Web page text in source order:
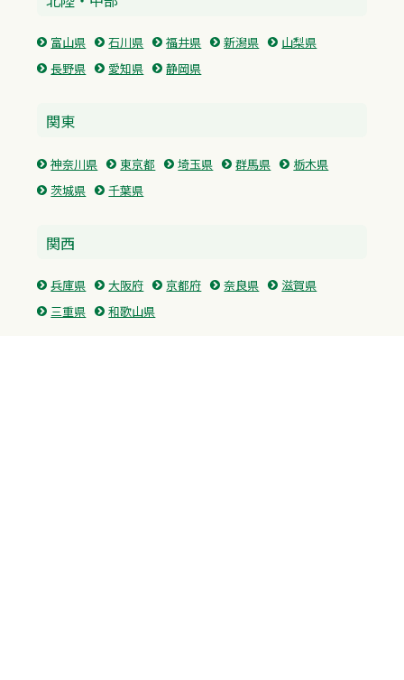
富山県 石川県 福井県 新潟県
山梨県
長野県
愛知県 静岡県
関東
神奈川県 東京都 埼玉県 群馬県
栃木県
茨城県
千葉県
関西
兵庫県 大阪府 京都府 奈良県
滋賀県
三重県
和歌山県